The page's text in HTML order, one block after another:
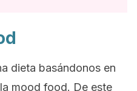
dieta basándonos en
mood food. De este